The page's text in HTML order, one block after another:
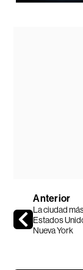
Anterior
La ciudad
Estados
Nueva York